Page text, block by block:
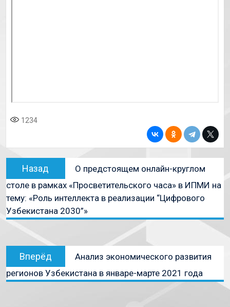
1234
Назад
О предстоящем онлайн-круглом
столе в рамках «Просветительского часа» в ИПМИ на
тему: «Роль интеллекта в реализации “Цифрового
Узбекистана 2030”»
Вперёд
Анализ экономического развития
регионов Узбекистана в январе-марте 2021 года